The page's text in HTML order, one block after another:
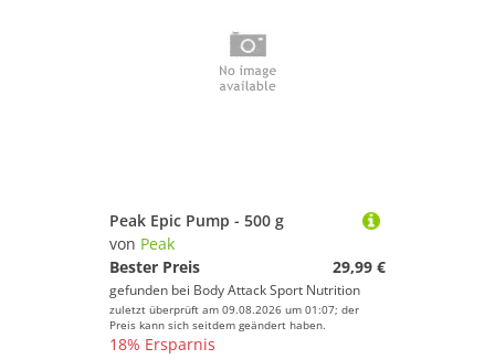
Peak Epic Pump - 500 g
von Peak
Bester Preis
29,99 €
gefunden bei Body Attack Sport Nutrition
zuletzt überprüft am 09.08.2026 um 01:07; der
Preis kann sich seitdem geändert haben.
18% Ersparnis